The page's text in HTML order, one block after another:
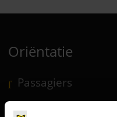
Oriëntatie
Passagiers